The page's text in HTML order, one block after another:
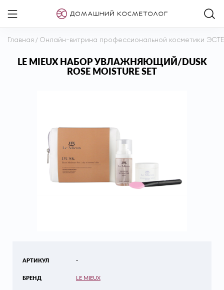
Главная / Онлайн-витрина профессиональной косметики
LE MIEUX НАБОР УВЛАЖНЯЮЩИЙ/DUSK
ROSE MOISTURE SET
АРТИКУЛ
БРЕНД
-
LE MIEUX